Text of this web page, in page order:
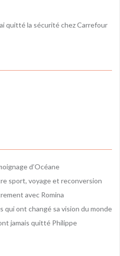
quitté la sécurité chez Carrefour
d’Océane
sport, voyage et reconversion
avec Romina
qui ont changé sa vision du monde
jamais quitté Philippe